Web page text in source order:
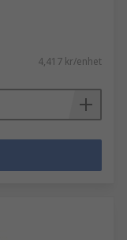
4,417 kr/enhet